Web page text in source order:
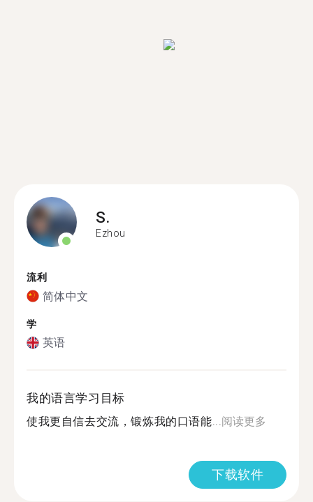
S.
Ezhou
流利
简体中文
学
英语
我的语言学习目标
使我更自信去交流，锻炼我的口语能...阅读更多
下载软件